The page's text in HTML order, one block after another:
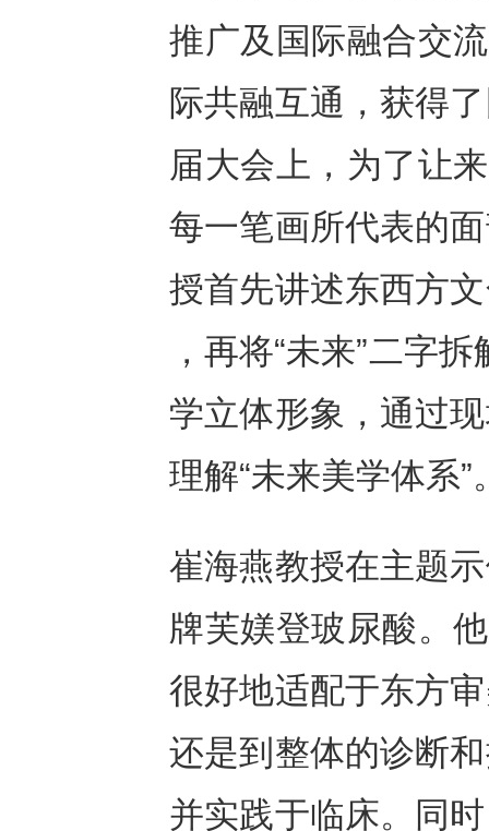
推广及国际融合交
际共融互通，获得
届大会上，为了让
每一笔画所代表的
授首先讲述东西方
，再将“未来”二字
学立体形象，通过
理解“未来美学体系”
崔海燕教授在主题
牌芙媄登玻尿酸。
很好地适配于东方
还是到整体的诊断
并实践于临床。同